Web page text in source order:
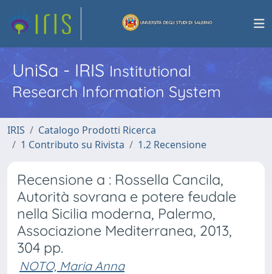
UniSa - IRISInstitutional
Research Information System
IRIS
Catalogo Prodotti Ricerca
1 Contributo su Rivista
1.2 Recensione
Recensione a : Rossella Cancila,
Autorità sovrana e potere feudale
nella Sicilia moderna, Palermo,
Associazione Mediterranea, 2013,
304 pp.
NOTO, Maria Anna